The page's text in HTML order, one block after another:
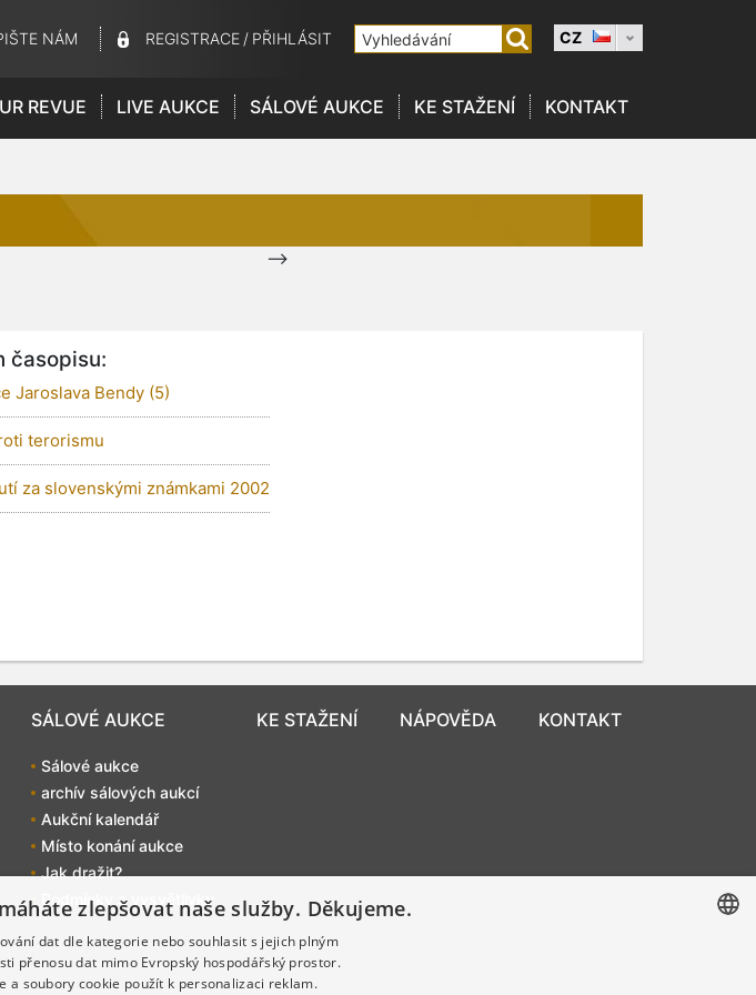
NÁM REGISTRACE / PŘIHLÁSIT CZ
REVUE LIVE AUKCE SÁLOVÉ AUKCE KE STAŽENÍ KONTAKT
-->
časopisu:
Jaroslava Bendy (5)
terorismu
za slovenskými známkami 2002
SÁLOVÉ AUKCE
Sálové aukce
archív sálových aukcí
Aukční kalendář
Místo konání aukce
Jak dražit?
Podmínky a vysvětlivky
KE STAŽENÍ NÁPOVĚDA KONTAKT
zlepšovat naše služby. Děkujeme.
dat dle kategorie nebo souhlasit s jejich plným
přenosu dat mimo Evropský hospodářský prostor.
a soubory cookie použít k personalizaci reklam.